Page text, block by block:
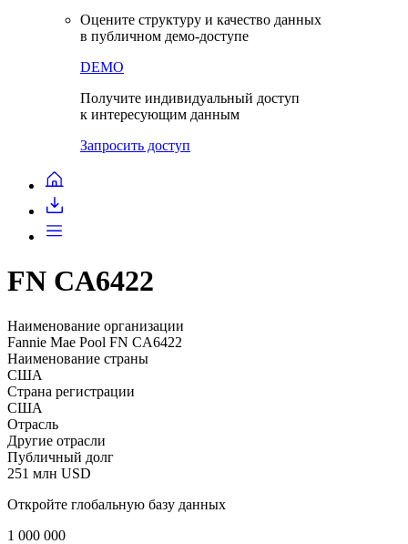
Оцените структуру и качество данных
в публичном демо-доступе
DEMO
Получите индивидуальный доступ
к интересующим данным
Запросить доступ
FN CA6422
Наименование организации
Fannie Mae Pool FN CA6422
Наименование страны
США
Страна регистрации
США
Отрасль
Другие отрасли
Публичный долг
251 млн USD
Откройте глобальную базу данных
1 000 000